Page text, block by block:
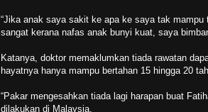
“Jika anak saya sakit ke apa ke saya tak
sangat kerana nafas anak bunyi kuat, saya
Katanya, doktor memaklumkan tiada rawatan
hayatnya hanya mampu bertahan 15 hingga 20
“Pakar mengesahkan tiada lagi harapan buat
dilakukan di Malaysia.